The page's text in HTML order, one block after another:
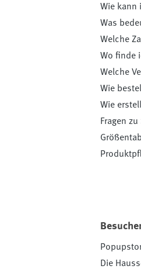
Wie kann
Was
Welche
Wo finde
Welche
Wie
Wie
Fragen
Die